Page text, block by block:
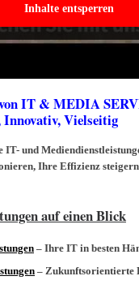
Inhalte entsperren
IT & MEDIA
Innovativ, Vielseitig
IT- und
Ihre Effizienz
auf einen Blick
– Ihre IT in besten
– Zukunftsorientierte